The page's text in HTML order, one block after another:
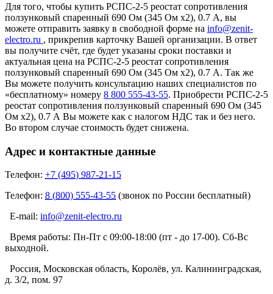
Для того, чтобы купить РСПС-2-5 реостат сопротивления
ползунковый спаренный 690 Ом (345 Ом х2), 0.7 А, вы
можете отправить заявку в свободной форме на info@zenit-
electro.ru , прикрепив карточку Вашей организации. В ответ
вы получите счёт, где будет указаны сроки поставки и
актуальная цена на РСПС-2-5 реостат сопротивления
ползунковый спаренный 690 Ом (345 Ом х2), 0.7 А. Так же
Вы можете получить консультацию наших специалистов по
«бесплатному» номеру 8 800 555-43-55. Приобрести РСПС-2-5
реостат сопротивления ползунковый спаренный 690 Ом (345
Ом х2), 0.7 А Вы можете как с налогом НДС так и без него.
Во втором случае стоимость будет снижена.
Адрес и контактные данные
Телефон: +7 (495) 987-21-15
Телефон: 8 (800) 555-43-55 (звонок по России бесплатный)
E-mail: info@zenit-electro.ru
Время работы: Пн-Пт с 09:00-18:00 (пт - до 17-00). Сб-Вс
выходной.
Россия, Московская область, Королёв, ул. Калининградская,
д. 3/2, пом. 97